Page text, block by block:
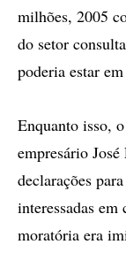
milhões, 2005
do setor
poderia estar
Enquanto isso,
empresário
declarações
interessadas
moratória era